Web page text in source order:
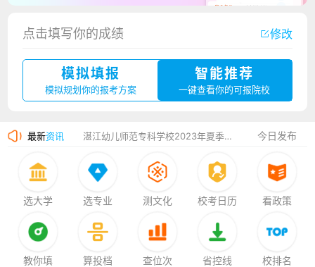
点击填写你的成绩 修改
模拟填报
模拟规划你的报考方案
智能推荐
一键查看你的可报院校
最新资讯
厦门大学嘉庚学院2023年艺术类招生简章
湛江幼儿师范专科学校2023年夏季高考招生简章
香港中文大学（深圳）2023年夏季高考招生简章
今日发布
选大学 选专业 测文化 校考日历 看政策
教你填 算投档 查位次 省控线 校排名